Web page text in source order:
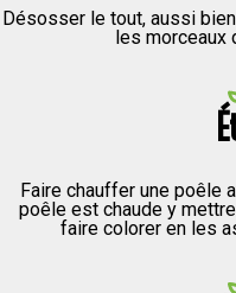
Désosser le tout, aussi
les morceaux
Faire chauffer une poêle
poêle est chaude y
faire colorer en les